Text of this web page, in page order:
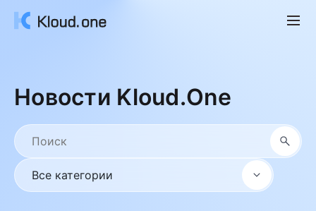
Новости Kloud.One
Все категории